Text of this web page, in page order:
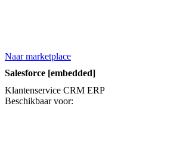
Naar marketplace
Salesforce [embedded]
Klantenservice CRM ERP
Beschikbaar voor: